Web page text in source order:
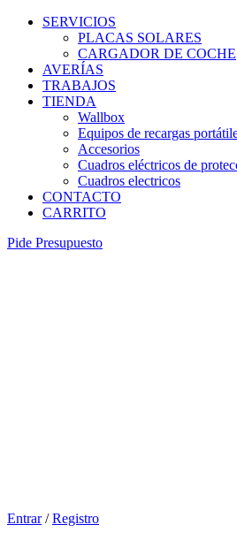
SERVICIOS
PLACAS SOLARES
CARGADOR DE COCHE
AVERÍAS
TRABAJOS
TIENDA
Wallbox
Equipos de recargas
Accesorios
Cuadros eléctricos de
Cuadros electricos
CONTACTO
CARRITO
Pide Presupuesto
Entrar / Registro